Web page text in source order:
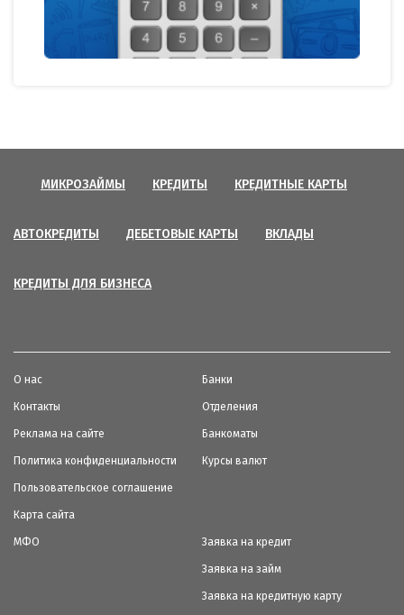
МИКРОЗАЙМЫ КРЕДИТЫ КРЕДИТНЫЕ КАРТЫ
АВТОКРЕДИТЫ ДЕБЕТОВЫЕ КАРТЫ ВКЛАДЫ
КРЕДИТЫ ДЛЯ БИЗНЕСА
О нас
Контакты
Реклама на сайте
Политика конфиденциальности
Пользовательское соглашение
Карта сайта
Банки
Отделения
Банкоматы
Курсы валют
МФО Заявка на кредит
Заявка на займ
Заявка на кредитную карту